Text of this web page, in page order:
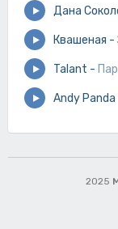
Дана
Квашеная -
Talant -
Andy Panda
2025